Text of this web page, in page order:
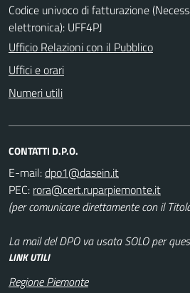
Codice univoco di fatturazione
elettronica): UFF4PJ
Ufficio Relazioni con il Pubblico
Uffici e orari
Numeri utili
CONTATTI D.P.O.
E-mail:
PEC:
(per comunicare direttamente con il
La mail del DPO va usata SOLO per
LINK UTILI
Regione Piemonte